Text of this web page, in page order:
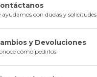
ayudamos con dudas y solicitudes
y Devoluciones
cómo pedirlos